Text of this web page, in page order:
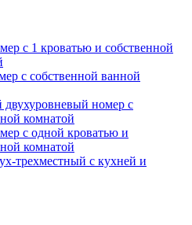
с 1 кроватью и собственной
с собственной ванной
номер с
комнатой
с одной кроватью и
комнатой
трехместный с кухней и